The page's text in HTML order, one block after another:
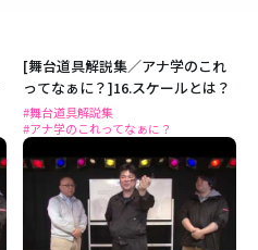
[舞台道具解説集／アナ学のこれ
ってなぁに？]16.スケールとは？
#舞台道具解説集
#アナ学のこれってなぁに？